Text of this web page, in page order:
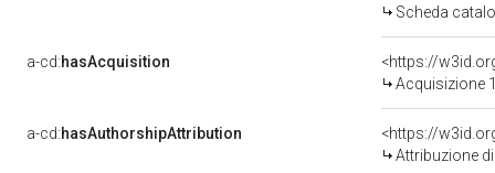
Scheda
a-cd:hasAcquisition
<https://
Acquisizione
a-cd:hasAuthorshipAttribution
Attribuzione